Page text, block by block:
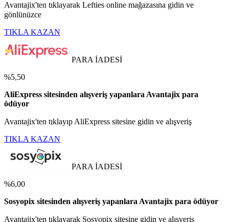
Avantajix'ten tıklayarak Lefties online mağazasına gidin ve
gönlünüzce
TIKLA KAZAN
PARA İADESİ
%5,50
AliExpress sitesinden alışveriş yapanlara Avantajix para
ödüyor
Avantajix'ten tıklayıp AliExpress sitesine gidin ve alışveriş
TIKLA KAZAN
PARA İADESİ
%6,00
Sosyopix sitesinden alışveriş yapanlara Avantajix para ödüyor
Avantajix'ten tıklayarak Sosyopix sitesine gidin ve alışveriş